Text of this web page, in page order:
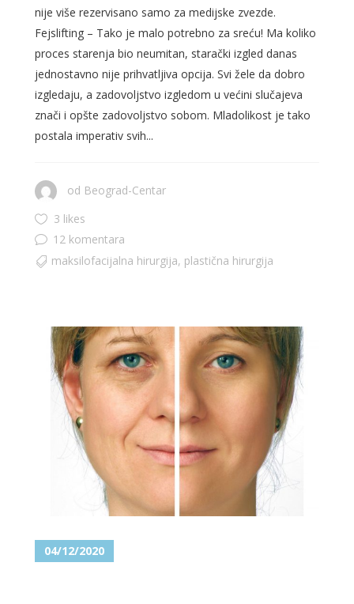
nije više rezervisano samo za medijske zvezde.
Fejslifting – Tako je malo potrebno za sreću! Ma koliko
proces starenja bio neumitan, starački izgled danas
jednostavno nije prihvatljiva opcija. Svi žele da dobro
izgledaju, a zadovoljstvo izgledom u većini slučajeva
znači i opšte zadovoljstvo sobom. Mladolikost je tako
postala imperativ svih...
od Beograd-Centar
3 likes
12 komentara
maksilofacijalna hirurgija, plastična hirurgija
04/12/2020